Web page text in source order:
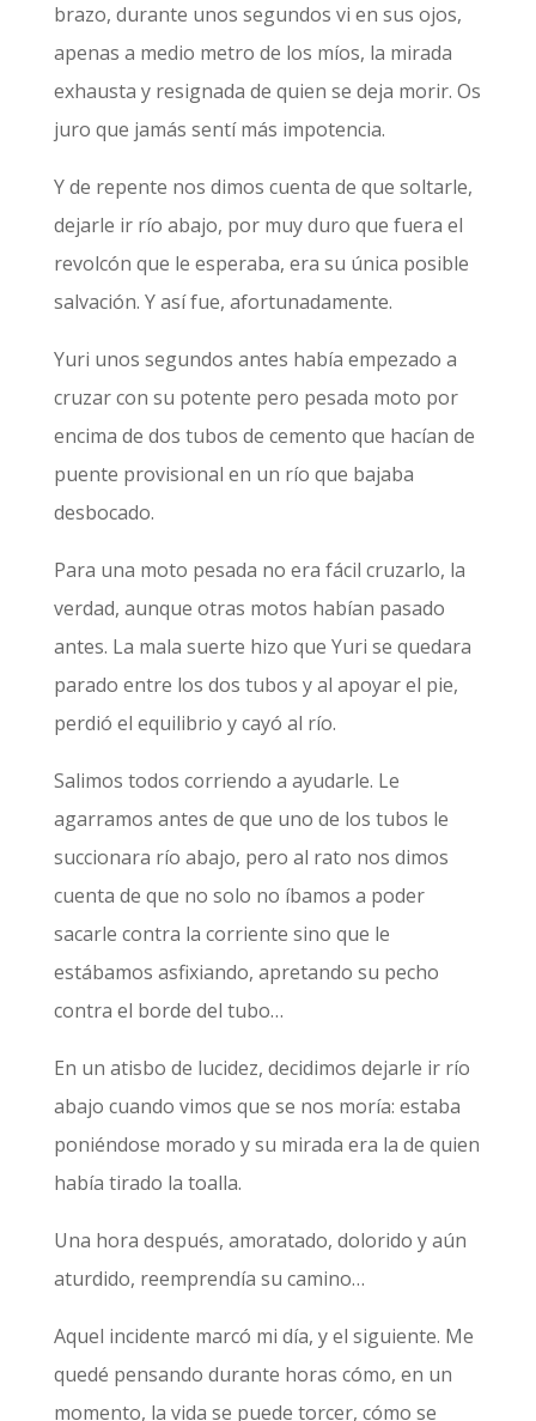
brazo, durante unos segundos vi en sus ojos,
apenas a medio metro de los míos, la mirada
exhausta y resignada de quien se deja morir. Os
juro que jamás sentí más impotencia.
Y de repente nos dimos cuenta de que soltarle,
dejarle ir río abajo, por muy duro que fuera el
revolcón que le esperaba, era su única posible
salvación. Y así fue, afortunadamente.
Yuri unos segundos antes había empezado a
cruzar con su potente pero pesada moto por
encima de dos tubos de cemento que hacían de
puente provisional en un río que bajaba
desbocado.
Para una moto pesada no era fácil cruzarlo, la
verdad, aunque otras motos habían pasado
antes. La mala suerte hizo que Yuri se quedara
parado entre los dos tubos y al apoyar el pie,
perdió el equilibrio y cayó al río.
Salimos todos corriendo a ayudarle. Le
agarramos antes de que uno de los tubos le
succionara río abajo, pero al rato nos dimos
cuenta de que no solo no íbamos a poder
sacarle contra la corriente sino que le
estábamos asfixiando, apretando su pecho
contra el borde del tubo…
En un atisbo de lucidez, decidimos dejarle ir río
abajo cuando vimos que se nos moría: estaba
poniéndose morado y su mirada era la de quien
había tirado la toalla.
Una hora después, amoratado, dolorido y aún
aturdido, reemprendía su camino…
Aquel incidente marcó mi día, y el siguiente. Me
quedé pensando durante horas cómo, en un
momento, la vida se puede torcer, cómo se